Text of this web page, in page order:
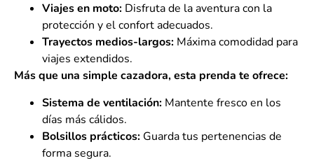
Viajes en moto: Disfruta de la aventura con la
protección y el confort adecuados.
Trayectos medios-largos: Máxima comodidad para
viajes extendidos.
Más que una simple cazadora, esta prenda te ofrece:
Sistema de ventilación: Mantente fresco en los
días más cálidos.
Bolsillos prácticos: Guarda tus pertenencias de
forma segura.